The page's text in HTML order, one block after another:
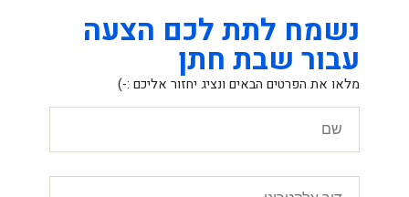
נשמח לתת לכם הצעה
עבור שבת חתן
מלאו את הפרטים הבאים ונציג יחזור אליכם :-)